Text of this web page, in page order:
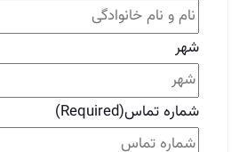
purposes and should
be left unchanged.
برای دوستات بفرست